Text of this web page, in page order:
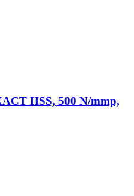
HSS, 500 N/mmp,